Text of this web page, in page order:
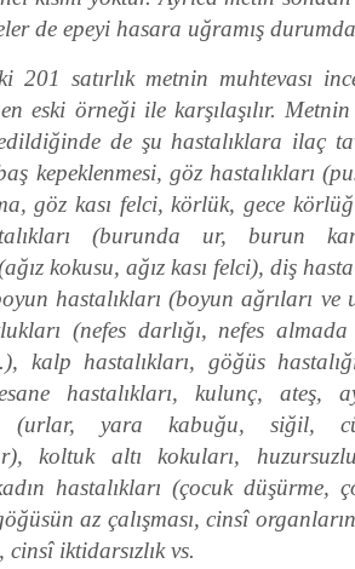
de epeyi hasara uğramış
201 satırlık metnin muhtevası
eski örneği ile karşılaşılır.
de şu hastalıklara ilaç
kepeklenmesi, göz hastalıkları
göz kası felci, körlük, gece
(burunda ur, burun
kokusu, ağız kası felci), diş
hastalıkları (boyun ağrıları ve
(nefes darlığı, nefes
kalp hastalıkları, göğüs
hastalıkları, kulunç, ateş,
(urlar, yara kabuğu, siğil,
koltuk altı kokuları,
hastalıkları (çocuk düşürme,
az çalışması, cinsî
cinsî iktidarsızlık vs.